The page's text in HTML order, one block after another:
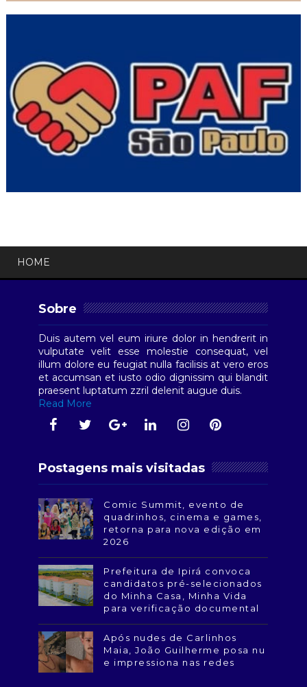
HOME
Sobre
Duis autem vel eum iriure dolor in hendrerit in
vulputate velit esse molestie consequat, vel
illum dolore eu feugiat nulla facilisis at vero eros
et accumsan et iusto odio dignissim qui blandit
praesent luptatum zzril delenit augue duis.
Read More
Postagens mais visitadas
Comic Summit, evento de
quadrinhos, cinema e games,
retorna para nova edição em
2026
Prefeitura de Ipirá convoca
candidatos pré-selecionados
do Minha Casa, Minha Vida
para verificação documental
Após nudes de Carlinhos
Maia, João Guilherme posa nu
e impressiona nas redes